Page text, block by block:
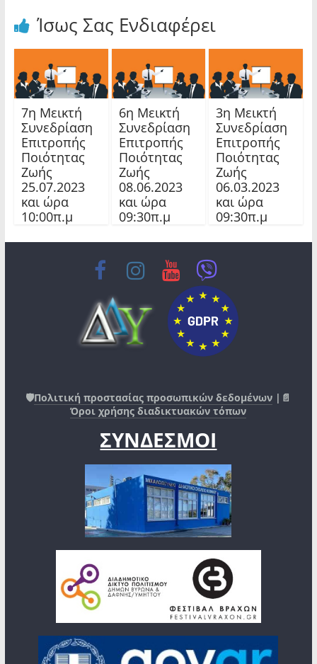
Ίσως Σας Ενδιαφέρει
7η Μεικτή
Συνεδρίαση
Επιτροπής
Ποιότητας
Ζωής
25.07.2023
και ώρα
10:00π.μ
6η Μεικτή
Συνεδρίαση
Επιτροπής
Ποιότητας
Ζωής
08.06.2023
και ώρα
09:30π.μ
3η Μεικτή
Συνεδρίαση
Επιτροπής
Ποιότητας
Ζωής
06.03.2023
και ώρα
09:30π.μ
🛡️Πολιτική προστασίας προσωπικών δεδομένων |📄
Όροι χρήσης διαδικτυακών τόπων
ΣΥΝΔΕΣΜΟΙ